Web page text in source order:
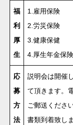
福
利
厚
生
1.雇用保険
2.労災保険
3.健康保健
4.厚生年金保険
応
募
方
法
説明会は開催
て頂きます。
ご郵送ください
書類到着致し